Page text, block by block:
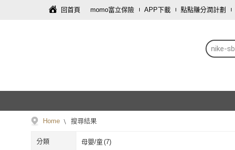
回首頁 momo富立保險 APP下載 點點賺分潤計劃
nike-sb
Home 搜尋結果
分類 母嬰/童(7)